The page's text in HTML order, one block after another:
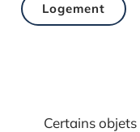
Logement
Certains